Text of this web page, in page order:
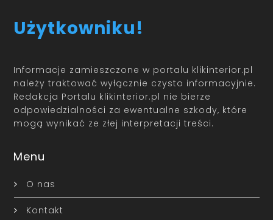
Użytkowniku!
Informacje zamieszczone w portalu klikinterior.pl
należy traktować wyłącznie czysto informacyjnie.
Redakcja Portalu klikinterior.pl nie bierze
odpowiedzialności za ewentualne szkody, które
mogą wynikać ze złej interpretacji treści.
Menu
O nas
Kontakt